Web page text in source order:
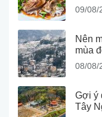
09/08/
Nên
mùa
08/08/
Gợi ý
Tây